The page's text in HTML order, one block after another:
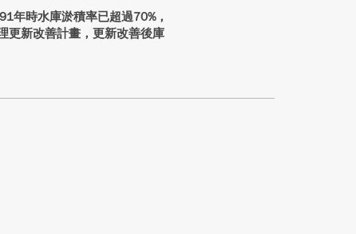
年時水庫淤積率已超過70%，
更新改善計畫，更新改善後庫